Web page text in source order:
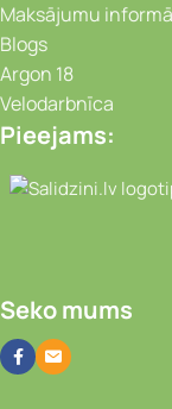
Maksājumu
Blogs
Argon 18
Velodarbnīca
Pieejams:
Seko mums